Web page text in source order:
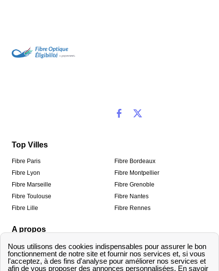
Top Villes
Fibre Paris
Fibre Lyon
Fibre Marseille
Fibre Toulouse
Fibre Lille
Fibre Bordeaux
Fibre Montpellier
Fibre Grenoble
Fibre Nantes
Fibre Rennes
A propos
Qui sommes-nous ?
Informations de contact
Méthodologie de classement
Mentions légales
Traitement des avis